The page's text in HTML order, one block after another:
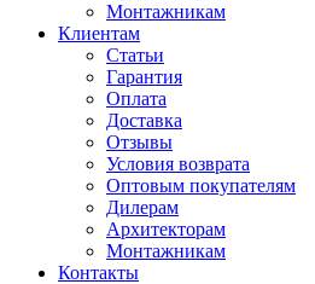
Монтажникам
Клиентам
Статьи
Гарантия
Оплата
Доставка
Отзывы
Условия возврата
Оптовым покупателям
Дилерам
Архитекторам
Монтажникам
Контакты